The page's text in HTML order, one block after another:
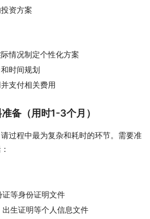
资方案
情况制定个性化方案
时间规划
支付相关费用
备（用时1-3个月）
过程中最为复杂和耗时的环节。需要准
证等身份证明文件
出生证明等个人信息文件